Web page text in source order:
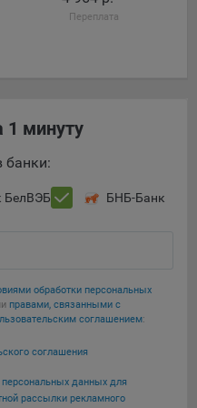
Inc. Адрес: Google,
которая позволяет
предоставляемых
220069 г. Минск, пр-т
показывать
Москва, Ленинградский
данные вашего
Переплата
1 минуту
банки:
БелВЭБ БНБ-Банк
обработки персональных
правами, связанными с
соглашением:
соглашения
персональных данных для
рассылки рекламного